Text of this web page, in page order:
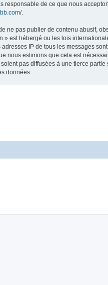
responsable de ce que nous
.
ne pas publier de contenu abusif,
» est hébergé ou les lois
IP de tous les messages
nous estimons que cela est
pas diffusées à une tierce
données.